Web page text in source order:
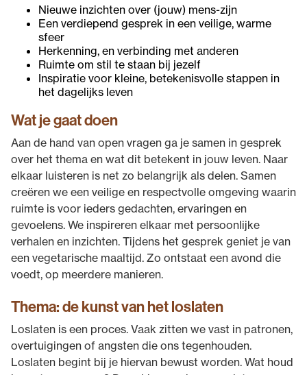
Nieuwe inzichten over (jouw) mens-zijn
Een verdiepend gesprek in een veilige, warme
sfeer
Herkenning, en verbinding met anderen
Ruimte om stil te staan bij jezelf
Inspiratie voor kleine, betekenisvolle stappen in
het dagelijks leven
Wat je gaat doen
Aan de hand van open vragen ga je samen in gesprek
over het thema en wat dit betekent in jouw leven. Naar
elkaar luisteren is net zo belangrijk als delen. Samen
creëren we een veilige en respectvolle omgeving waarin
ruimte is voor ieders gedachten, ervaringen en
gevoelens. We inspireren elkaar met persoonlijke
verhalen en inzichten. Tijdens het gesprek geniet je van
een vegetarische maaltijd. Zo ontstaat een avond die
voedt, op meerdere manieren.
Thema: de kunst van het loslaten
Loslaten is een proces. Vaak zitten we vast in patronen,
overtuigingen of angsten die ons tegenhouden.
Loslaten begint bij je hiervan bewust worden. Wat houd